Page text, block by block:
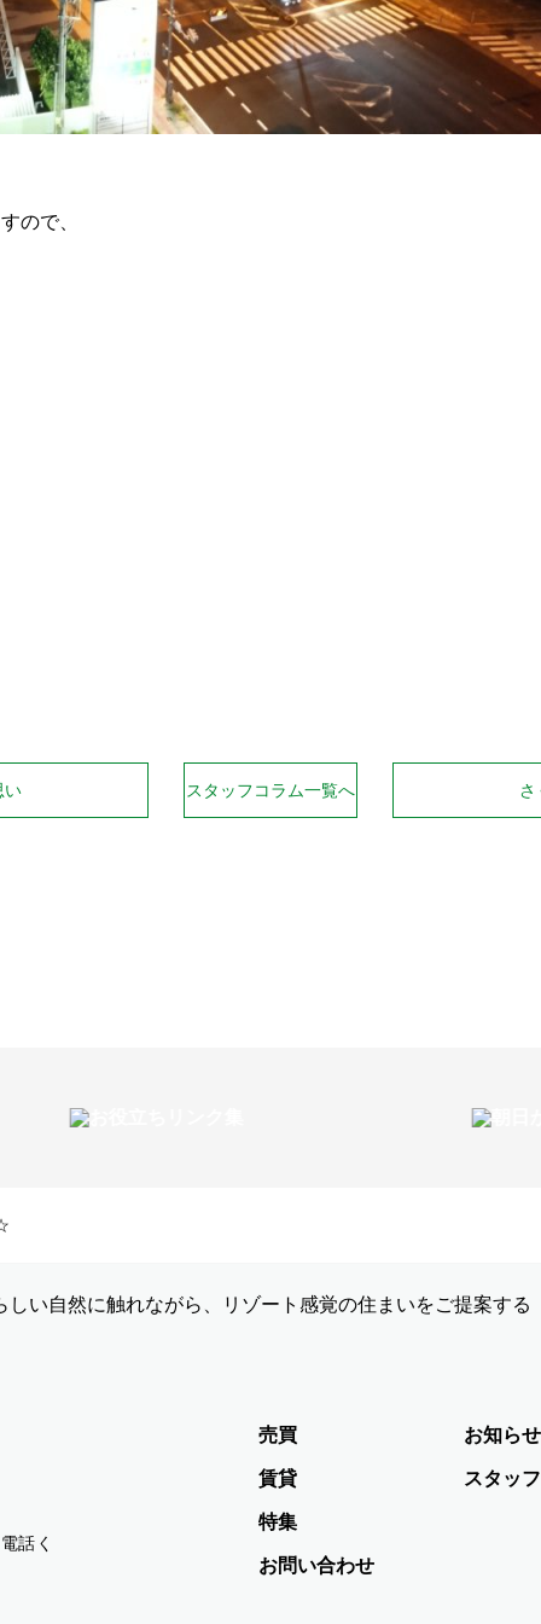
ので、
い スタッフコラム一覧へ さ
い自然に触れながら、リゾート感覚の住まいをご提案する
話く
売買
賃貸
特集
お問い合わせ
お知らせ
スタッ